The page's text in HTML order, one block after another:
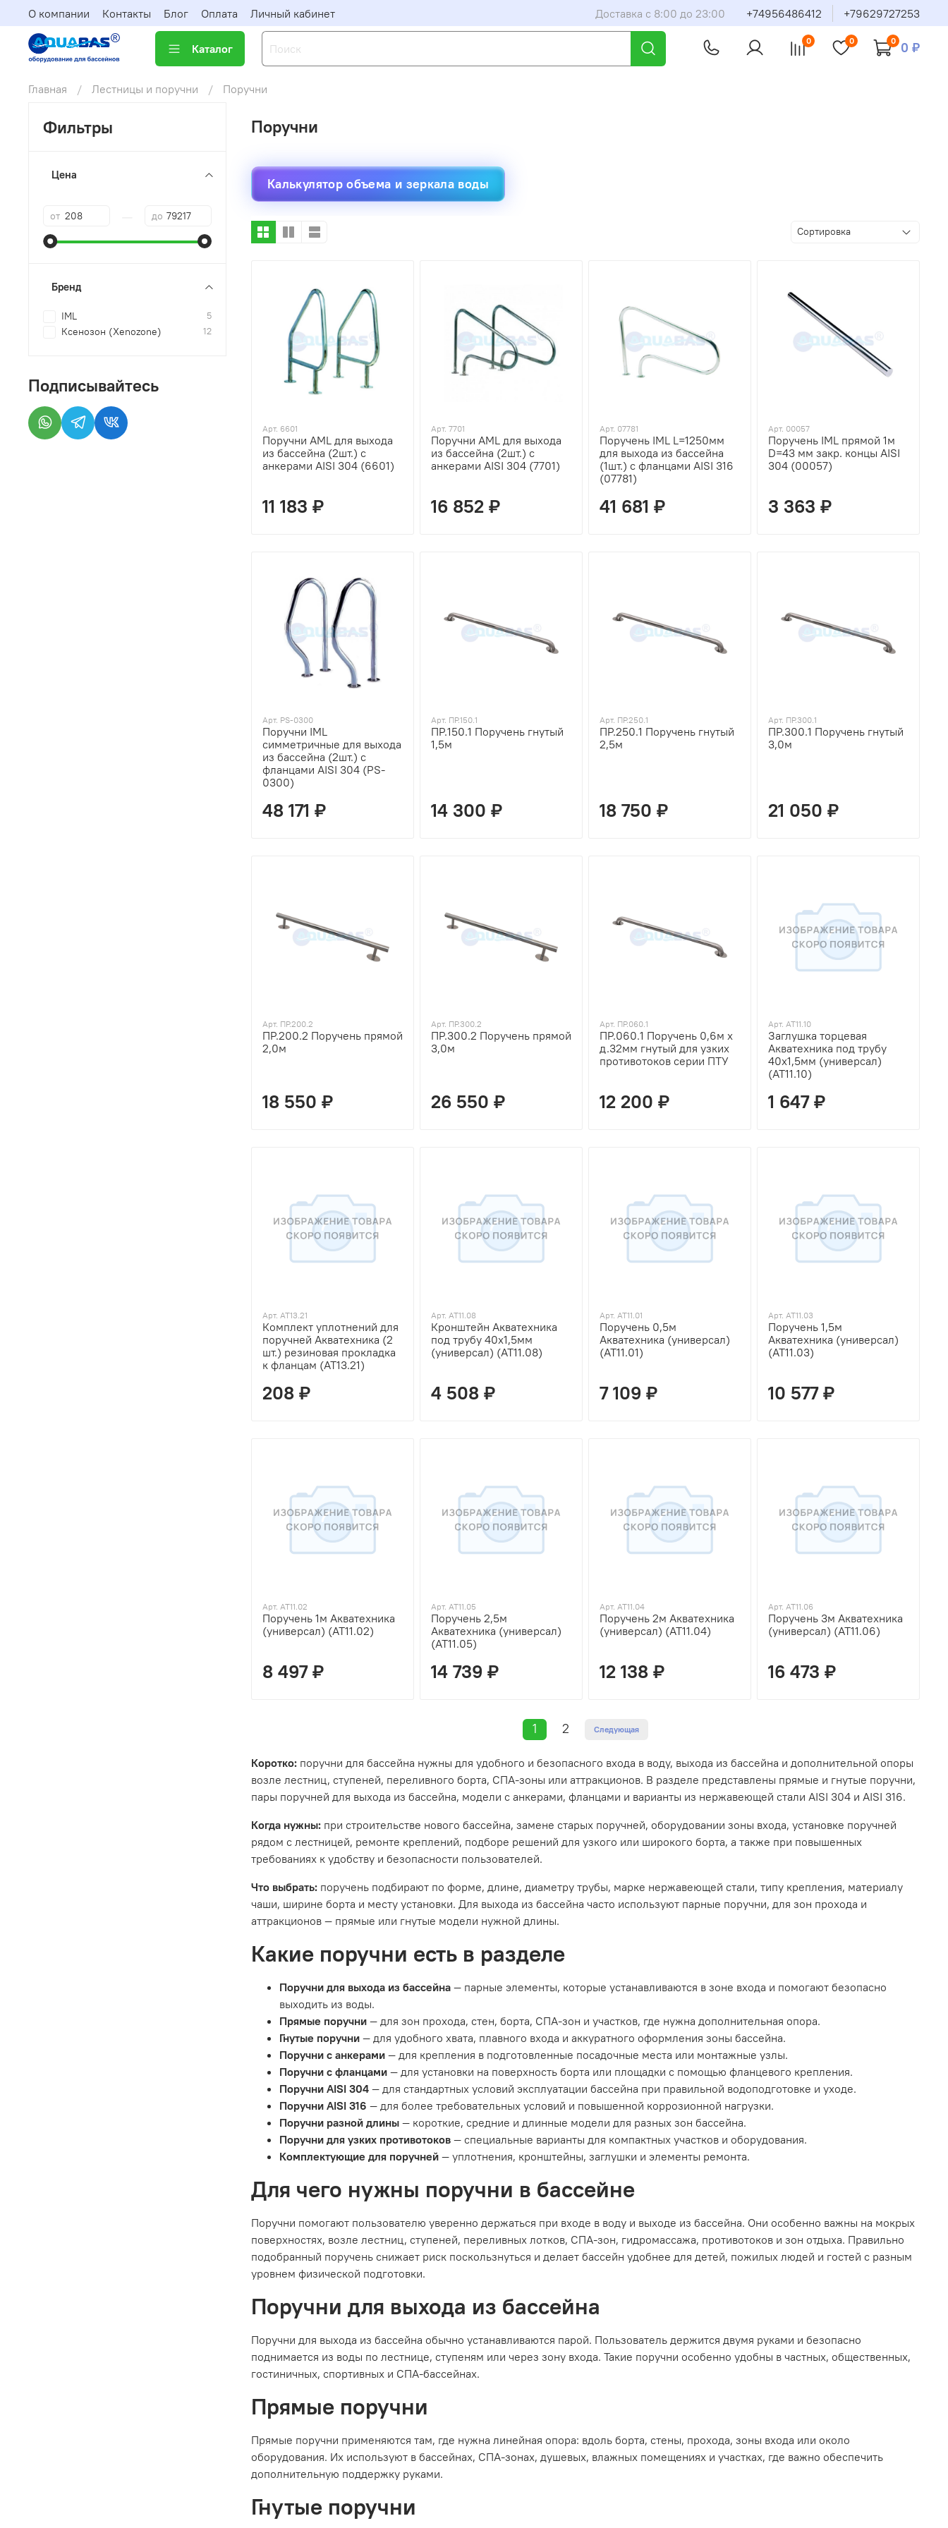
О компании Контакты Блог Оплата Личный кабинет Доставка с 8:00 до 23:00 +74956486412 +79629727253
Каталог
0 0 0 0 ₽
Главная Лестницы и поручни Поручни
Поручни
Калькулятор объема и зеркала воды
Арт. 6601
Поручни AML для выхода
из бассейна (2шт.) с
анкерами AISI 304 (6601)
11 183 ₽
Арт. 7701
Поручни AML для выхода
из бассейна (2шт.) с
анкерами AISI 304 (7701)
16 852 ₽
Арт. 07781
Поручень IML L=1250мм
для выхода из бассейна
(1шт.) с фланцами AISI 316
(07781)
41 681 ₽
Арт. 00057
Поручень IML прямой 1м
D=43 мм закр. концы AISI
304 (00057)
3 363 ₽
Арт. PS-0300
Поручни IML
симметричные для выхода
из бассейна (2шт.) с
фланцами AISI 304 (PS-
0300)
48 171 ₽
Арт. ПР.150.1
ПР.150.1 Поручень гнутый
1,5м
14 300 ₽
Арт. ПР.250.1
ПР.250.1 Поручень гнутый
2,5м
18 750 ₽
Арт. ПР.300.1
ПР.300.1 Поручень гнутый
3,0м
21 050 ₽
Арт. ПР.200.2
ПР.200.2 Поручень прямой
2,0м
18 550 ₽
Арт. ПР.300.2
ПР.300.2 Поручень прямой
3,0м
26 550 ₽
Арт. ПР.060.1
ПР.060.1 Поручень 0,6м х
д.32мм гнутый для узких
противотоков серии ПТУ
12 200 ₽
Арт. AT11.10
Заглушка торцевая
Акватехника под трубу
40х1,5мм (универсал)
(AT11.10)
1 647 ₽
Арт. AT13.21
Комплект уплотнений для
поручней Акватехника (2
шт.) резиновая прокладка
к фланцам (AT13.21)
208 ₽
Арт. AT11.08
Кронштейн Акватехника
под трубу 40х1,5мм
(универсал) (AT11.08)
4 508 ₽
Арт. AT11.01
Поручень 0,5м
Акватехника (универсал)
(AT11.01)
7 109 ₽
Арт. AT11.03
Поручень 1,5м
Акватехника (универсал)
(AT11.03)
10 577 ₽
Арт. AT11.02
Поручень 1м Акватехника
(универсал) (AT11.02)
8 497 ₽
Арт. AT11.05
Поручень 2,5м
Акватехника (универсал)
(AT11.05)
14 739 ₽
Арт. AT11.04
Поручень 2м Акватехника
(универсал) (AT11.04)
12 138 ₽
Арт. AT11.06
Поручень 3м Акватехника
(универсал) (AT11.06)
16 473 ₽
1 2 Следующая
Коротко:поручни для бассейна нужны для удобного и безопасного входа в воду, выхода из бассейна и дополнительной опоры
возле лестниц, ступеней, переливного борта, СПА-зоны или аттракционов. В разделе представлены прямые и гнутые поручни,
пары поручней для выхода из бассейна, модели с анкерами, фланцами и варианты из нержавеющей стали AISI 304 и AISI 316.
Когда нужны:при строительстве нового бассейна, замене старых поручней, оборудовании зоны входа, установке поручней
рядом с лестницей, ремонте креплений, подборе решений для узкого или широкого борта, а также при повышенных
требованиях к удобству и безопасности пользователей.
Что выбрать:поручень подбирают по форме, длине, диаметру трубы, марке нержавеющей стали, типу крепления, материалу
чаши, ширине борта и месту установки. Для выхода из бассейна часто используют парные поручни, для зон прохода и
аттракционов — прямые или гнутые модели нужной длины.
Какие поручни есть в разделе
Поручни для выхода из бассейна— парные элементы, которые устанавливаются в зоне входа и помогают безопасно
выходить из воды.
Прямые поручни— для зон прохода, стен, борта, СПА-зон и участков, где нужна дополнительная опора.
Гнутые поручни— для удобного хвата, плавного входа и аккуратного оформления зоны бассейна.
Поручни с анкерами— для крепления в подготовленные посадочные места или монтажные узлы.
Поручни с фланцами— для установки на поверхность борта или площадки с помощью фланцевого крепления.
Поручни AISI 304— для стандартных условий эксплуатации бассейна при правильной водоподготовке и уходе.
Поручни AISI 316 — для более требовательных условий и повышенной коррозионной нагрузки.
Поручни разной длины— короткие, средние и длинные модели для разных зон бассейна.
Поручни для узких противотоков— специальные варианты для компактных участков и оборудования.
Комплектующие для поручней— уплотнения, кронштейны, заглушки и элементы ремонта.
Для чего нужны поручни в бассейне
Поручни помогают пользователю уверенно держаться при входе в воду и выходе из бассейна. Они особенно важны на мокрых
поверхностях, возле лестниц, ступеней, переливных лотков, СПА-зон, гидромассажа, противотоков и зон отдыха. Правильно
подобранный поручень снижает риск поскользнуться и делает бассейн удобнее для детей, пожилых людей и гостей с разным
уровнем физической подготовки.
Поручни для выхода из бассейна
Поручни для выхода из бассейна обычно устанавливаются парой. Пользователь держится двумя руками и безопасно
поднимается из воды по лестнице, ступеням или через зону входа. Такие поручни особенно удобны в частных, общественных,
гостиничных, спортивных и СПА-бассейнах.
Прямые поручни
Прямые поручни применяются там, где нужна линейная опора: вдоль борта, стены, прохода, зоны входа или около
оборудования. Их используют в бассейнах, СПА-зонах, душевых, влажных помещениях и участках, где важно обеспечить
дополнительную поддержку руками.
Гнутые поручни
Фильтры
Цена
от до
Бренд
IML 5
Ксенозон (Xenozone) 12
Подписывайтесь